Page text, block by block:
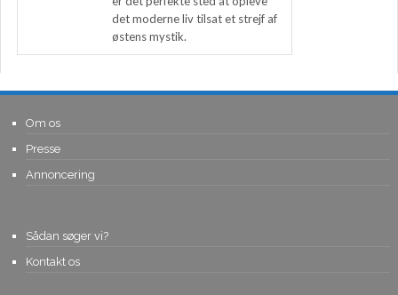
det moderne liv tilsat et strejf af
østens mystik.
Om os
Presse
Annoncering
Sådan søger vi?
Kontakt os